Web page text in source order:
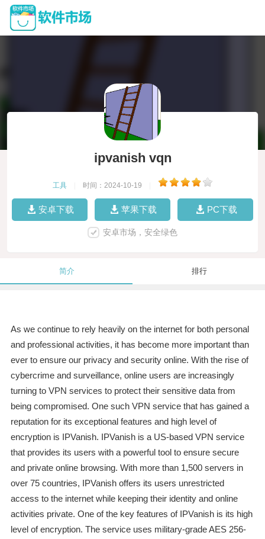
ipvanish vqn
工具 时间：2024-10-19
安卓下载 苹果下载 PC下载
安卓市场，安全绿色
简介 排行
As we continue to rely heavily on the internet for both personal
and professional activities, it has become more important than
ever to ensure our privacy and security online. With the rise of
cybercrime and surveillance, online users are increasingly
turning to VPN services to protect their sensitive data from
being compromised. One such VPN service that has gained a
reputation for its exceptional features and high level of
encryption is IPVanish. IPVanish is a US-based VPN service
that provides its users with a powerful tool to ensure secure
and private online browsing. With more than 1,500 servers in
over 75 countries, IPVanish offers its users unrestricted
access to the internet while keeping their identity and online
activities private. One of the key features of IPVanish is its high
level of encryption. The service uses military-grade AES 256-